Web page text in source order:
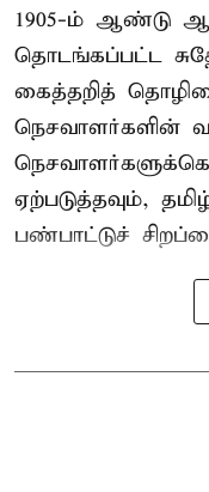
1905-ம் ஆண்டு
தொடங்கப்பட்ட
கைத்தறித்
நெசவாளர்களின்
ஏற்படுத்தவும்,
பண்பாட்டுச்